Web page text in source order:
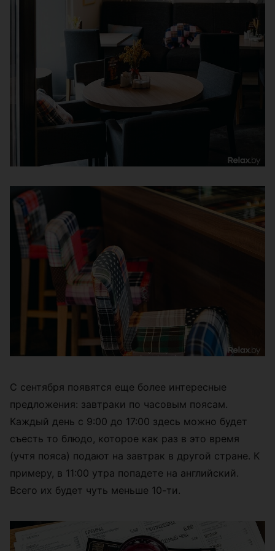
С сентября появятся еще более интересные
предложения: завтраки по часовым поясам.
Каждый день с 9:00 до 17:00 здесь можно будет
съесть то блюдо, которое как раз в это время
(учтя пояса) подают на завтрак в другой стране. К
примеру, в 11:00 утра попадете на английский.
Всего их будет чуть меньше 10-ти.